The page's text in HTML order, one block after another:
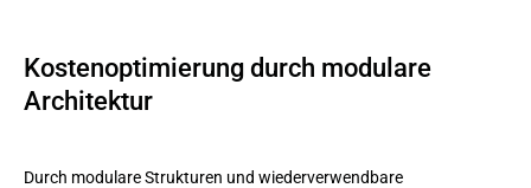
Kostenoptimierung durch modulare
Architektur
Durch modulare Strukturen und wiederverwendbare